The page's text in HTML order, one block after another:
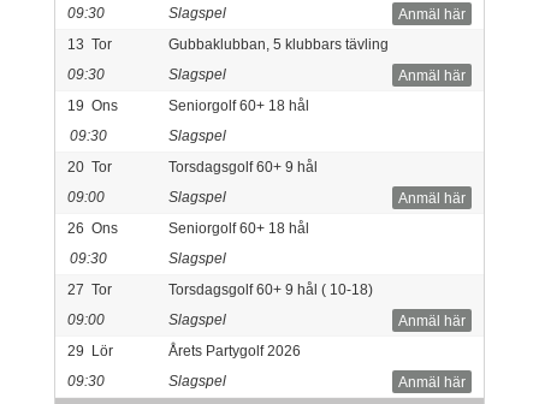
Anmäl här
09:30
Slagspel
13 Tor
Gubbaklubban, 5 klubbars tävling
Anmäl här
09:30
Slagspel
19 Ons
Seniorgolf 60+ 18 hål
09:30
Slagspel
20 Tor
Torsdagsgolf 60+ 9 hål
Anmäl här
09:00
Slagspel
26 Ons
Seniorgolf 60+ 18 hål
09:30
Slagspel
27 Tor
Torsdagsgolf 60+ 9 hål ( 10-18)
Anmäl här
09:00
Slagspel
29
Lör
Årets Partygolf 2026
Anmäl här
09:30 Slagspel